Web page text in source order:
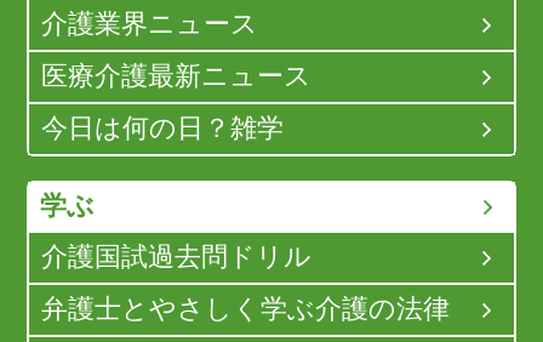
介護業界ニュース
医療介護最新ニュース
今日は何の日？雑学
学ぶ
介護国試過去問ドリル
弁護士とやさしく学ぶ介護の法律